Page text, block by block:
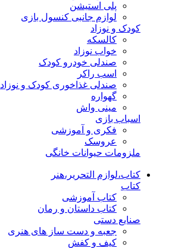
پلی استیشن
لوازم جانبی کنسول بازی
کودک و نوزاد
کالسکه
خواب نوزاد
صندلی خودرو کودک
اسب راکر
صندلی غذاخوری کودک و نوزاد
گهواره
مینی واش
اسباب بازی
فکری و آموزشی
عروسک
ملزومات حیوانات خانگی
کتاب،لوازم التحریر،هنر
کتاب
کتاب آموزشی
کتاب داستان و رمان
صنایع دستی
جعبه و دست ساز های هنری
کیف و کفش